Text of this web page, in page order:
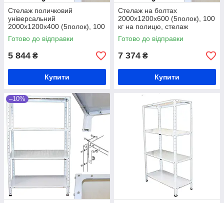
Стелаж поличковий
універсальний
2000х1200х400 (5полок), 100
кг на полицю, складський
стелаж, торговий стелаж
Готово до відправки
5 844 ₴
Купити
Стелаж на болтах
2000х1200х600 (5полок), 100
кг на полицю, стелаж
металевий посилений
Готово до відправки
7 374 ₴
Купити
–10%